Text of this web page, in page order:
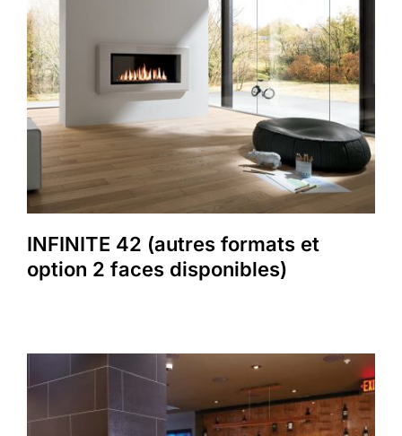
INFINITE 42 (autres formats et
option 2 faces disponibles)